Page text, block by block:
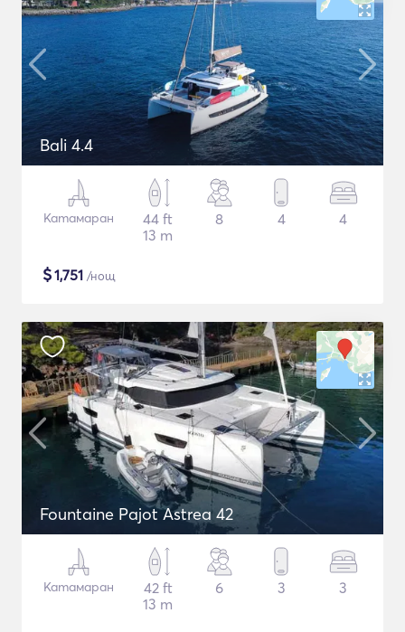
Bali 4.4
Катамаран
44 ft
13 m
8 4 4
$1,751 /нощ
Fountaine Pajot Astrea 42
Катамаран
42 ft
13 m
6 3 3